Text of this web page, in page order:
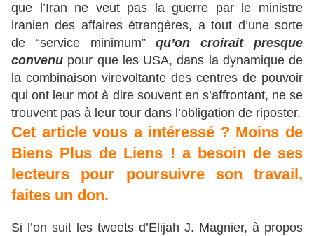
que l’Iran ne veut pas la guerre par le ministre
iranien des affaires étrangères, a tout d’une sorte
de “service minimum”qu’on croirait presque
convenu pour que les USA, dans la dynamique de
la combinaison virevoltante des centres de pouvoir
qui ont leur mot à dire souvent en s’affrontant, ne se
trouvent pas à leur tour dans l’obligation de riposter.
Cet article vous a intéressé ? Moins de
Biens Plus de Liens ! a besoin de ses
lecteurs pour poursuivre son travail,
faites un don.
Si l’on suit les tweets d’Elijah J. Magnier, à propos